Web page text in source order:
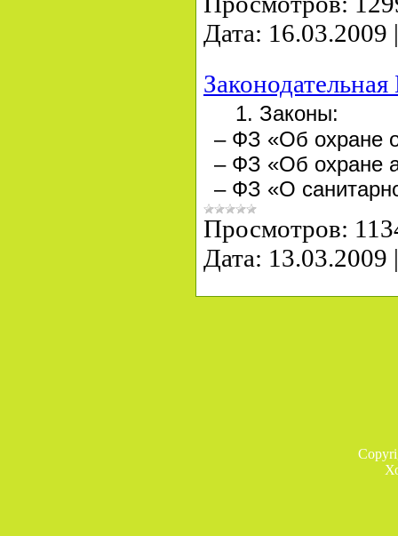
Дата: 16.03.2009
Законодательная
1. Законы:
– ФЗ «Об охране
– ФЗ «Об охране
– ФЗ «О
Просмотров:
Дата: 13.03.2009